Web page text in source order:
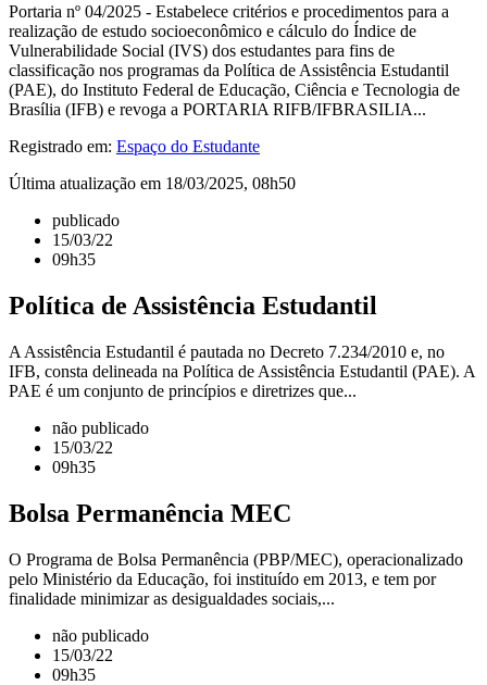
Portaria nº 04/2025 - Estabelece critérios e procedimentos para a
realização de estudo socioeconômico e cálculo do Índice de
Vulnerabilidade Social (IVS) dos estudantes para fins de
classificação nos programas da Política de Assistência Estudantil
(PAE), do Instituto Federal de Educação, Ciência e Tecnologia de
Brasília (IFB) e revoga a PORTARIA RIFB/IFBRASILIA...
Registrado em: Espaço do Estudante
Última atualização em 18/03/2025, 08h50
publicado
15/03/22
09h35
Política de Assistência Estudantil
A Assistência Estudantil é pautada no Decreto 7.234/2010 e, no
IFB, consta delineada na Política de Assistência Estudantil (PAE). A
PAE é um conjunto de princípios e diretrizes que...
não publicado
15/03/22
09h35
Bolsa Permanência MEC
O Programa de Bolsa Permanência (PBP/MEC), operacionalizado
pelo Ministério da Educação, foi instituído em 2013, e tem por
finalidade minimizar as desigualdades sociais,...
não publicado
15/03/22
09h35